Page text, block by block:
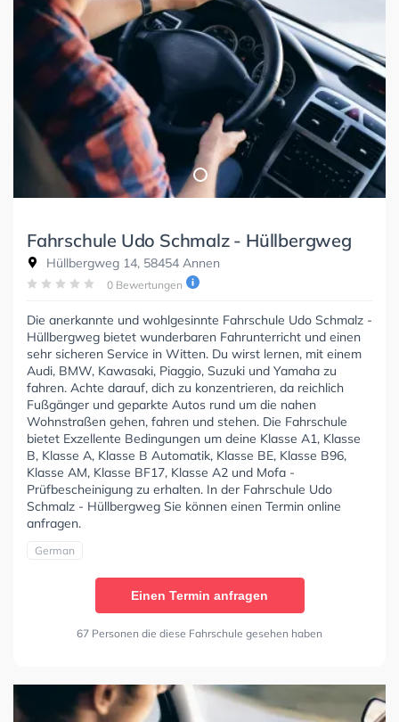
Fahrschule Udo Schmalz - Hüllbergweg
Hüllbergweg 14, 58454 Annen
0 Bewertungen
Die anerkannte und wohlgesinnte Fahrschule Udo Schmalz -
Hüllbergweg bietet wunderbaren Fahrunterricht und einen
sehr sicheren Service in Witten. Du wirst lernen, mit einem
Audi, BMW, Kawasaki, Piaggio, Suzuki und Yamaha zu
fahren. Achte darauf, dich zu konzentrieren, da reichlich
Fußgänger und geparkte Autos rund um die nahen
Wohnstraßen gehen, fahren und stehen. Die Fahrschule
bietet Exzellente Bedingungen um deine Klasse A1, Klasse
B, Klasse A, Klasse B Automatik, Klasse BE, Klasse B96,
Klasse AM, Klasse BF17, Klasse A2 und Mofa -
Prüfbescheinigung zu erhalten. In der Fahrschule Udo
Schmalz - Hüllbergweg Sie können einen Termin online
anfragen.
German
Einen Termin anfragen
67 Personen die diese Fahrschule gesehen haben